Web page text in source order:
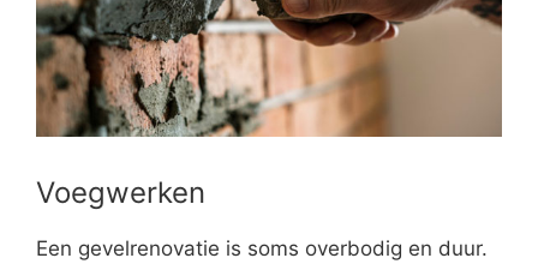
Voegwerken
Een gevelrenovatie is soms overbodig en duur.